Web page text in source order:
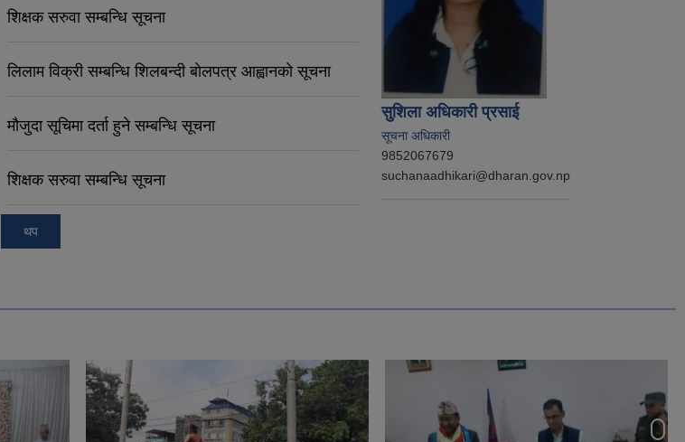
शिक्षक सरुवा सम्बन्धि सूचना
लिलाम विक्री सम्बन्धि शिलबन्दी बोलपत्र आह्वानको सूचना
मौजुदा सूचिमा दर्ता हुने सम्बन्धि सूचना
शिक्षक सरुवा सम्बन्धि सूचना
थप
सुशिला अधिकारी प्रसाई
सूचना अधिकारी
9852067679
suchanaadhikari@dharan.gov.np